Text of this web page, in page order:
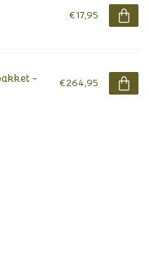
€17,95
- €264,95